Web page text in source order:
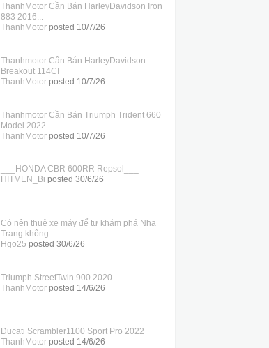
ThanhMotor Cần Bán HarleyDavidson Iron
883 2016...
ThanhMotorposted 10/7/26
Thanhmotor Cần Bán HarleyDavidson
Breakout 114CI
ThanhMotorposted 10/7/26
Thanhmotor Cần Bán Triumph Trident 660
Model 2022
ThanhMotorposted 10/7/26
___HONDA CBR 600RR Repsol___
HITMEN_Bi posted 30/6/26
Có nên thuê xe máy để tự khám phá Nha
Trang không
Hgo25 posted 30/6/26
Triumph StreetTwin 900 2020
ThanhMotorposted 14/6/26
Ducati Scrambler1100 Sport Pro 2022
ThanhMotorposted 14/6/26